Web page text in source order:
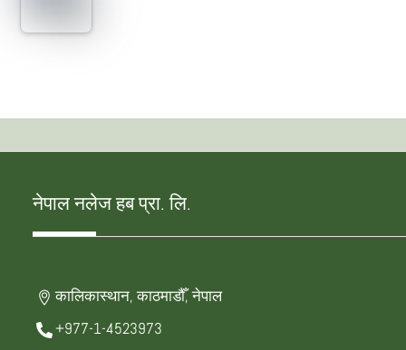
नेपाल नलेज हब प्रा. लि.
कालिकास्थान, काठमाडौँ, नेपाल
+977-1-4523973